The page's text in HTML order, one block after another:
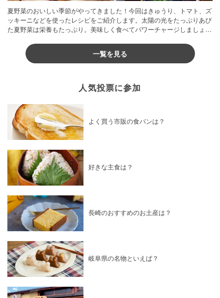
夏野菜のおいしい季節がやってきました！今回はきゅうり、トマト、ズ
ッキーニなどを使ったレシピをご紹介します。太陽の光をたっぷりあび
た夏野菜は栄養もたっぷり。美味しく食べてパワーチャージしましょう
一覧を見る
人気投票に参加
よく買う市販の食パンは？
好きな主食は？
長崎のおすすめのお土産は？
岐阜県の名物といえば？